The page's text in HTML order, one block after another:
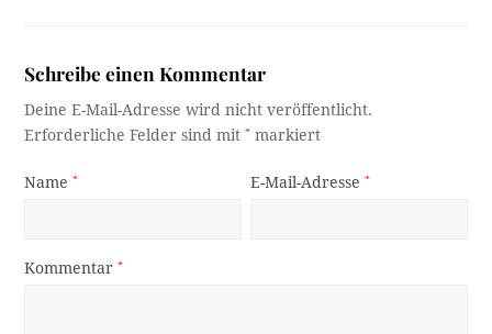
Schreibe einen Kommentar
Deine E-Mail-Adresse wird nicht veröffentlicht.
Erforderliche Felder sind mit* markiert
Name* E-Mail-Adresse*
Kommentar*